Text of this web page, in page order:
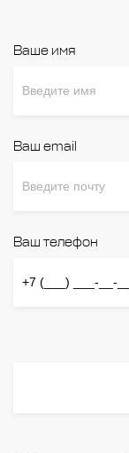
Ваше имя
Ваш email
Ваш телефон